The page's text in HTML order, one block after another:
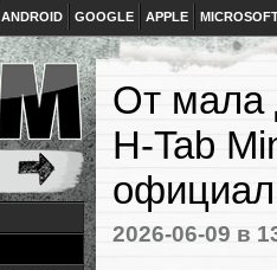
ANDROID GOOGLE APPLE
От мала
H-Tab
2026-06-09 в